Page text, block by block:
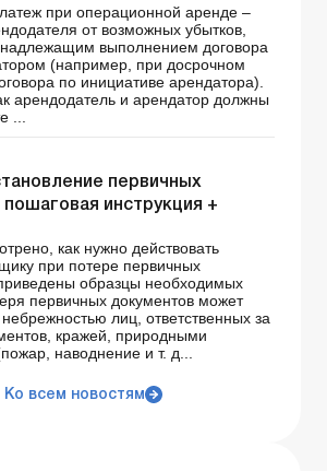
при операционной аренде –
от возможных убытков,
выполнением договора
(например, при досрочном
по инициативе арендатора).
арендодатель и арендатор должны
...
первичных
инструкция +
как нужно действовать
при потере первичных
образцы необходимых
первичных документов может
лиц, ответственных за
кражей, природными
наводнение и т. д...
Ко всем новостям